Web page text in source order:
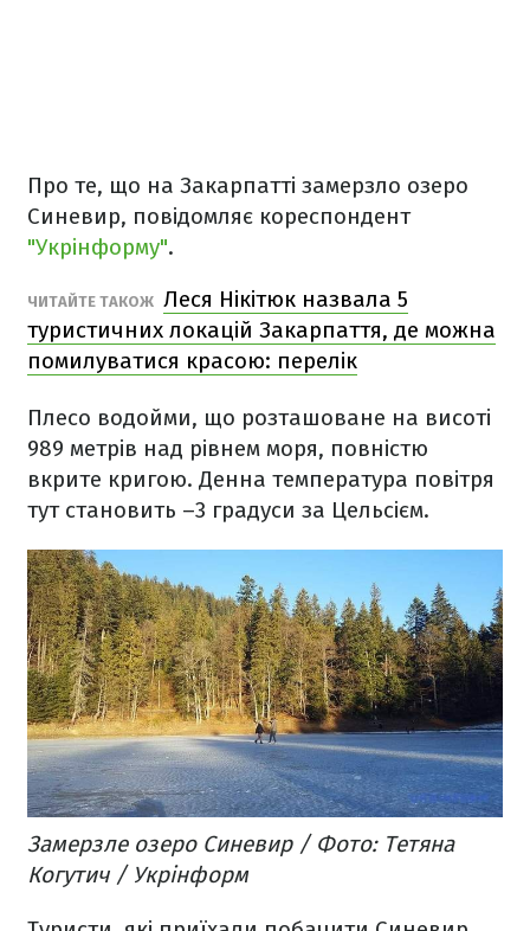
Про те, що на Закарпатті замерзло озеро
Синевир, повідомляє кореспондент
"Укрінформу".
ЧИТАЙТЕ ТАКОЖ Леся Нікітюк назвала 5
туристичних локацій Закарпаття, де можна
помилуватися красою: перелік
Плесо водойми, що розташоване на висоті
989 метрів над рівнем моря, повністю
вкрите кригою. Денна температура повітря
тут становить –3 градуси за Цельсієм.
Замерзле озеро Синевир / Фото: Тетяна
Когутич / Укрінформ